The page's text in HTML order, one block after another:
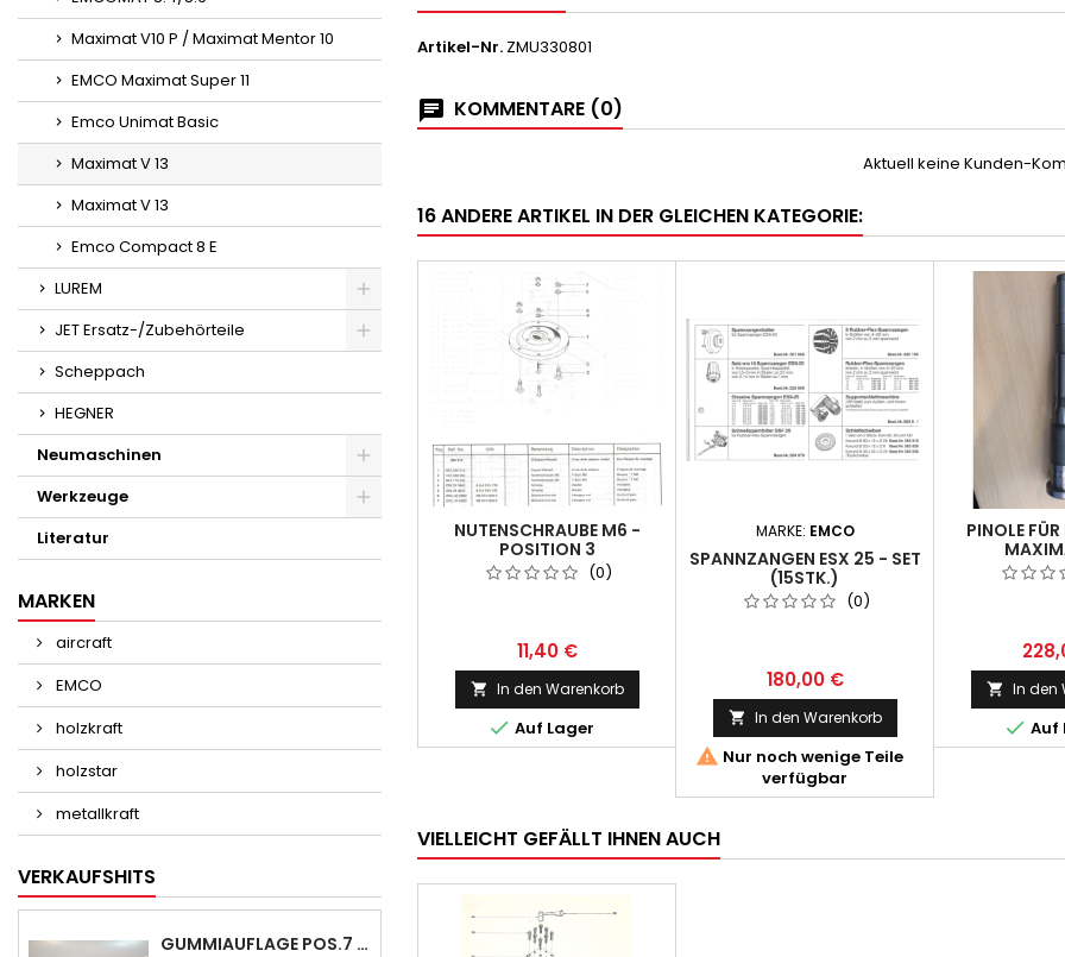
Maximat V10 P / Maximat Mentor 10
EMCO Maximat Super 11
Emco Unimat Basic
Maximat V 13
Maximat V 13
Emco Compact 8 E
LUREM
JET Ersatz-/Zubehörteile
Scheppach
HEGNER
Neumaschinen
Werkzeuge
Literatur
MARKEN
aircraft
EMCO
holzkraft
holzstar
metallkraft
VERKAUFSHITS
GUMMIAUFLAGE POS.7 FÜR EMCO SWING UND BS 3 - LIEFERVERZÖGERUNG AUGUST/ SEPTEMBER 2026
Artikel-Nr. ZMU330801
KOMMENTARE (0)
Aktuell keine Kunden-
16 ANDERE ARTIKEL IN DER GLEICHEN KATEGORIE:
NUTENSCHRAUBE M6 -
POSITION 3
(0)
11,40 €
 In den Warenkorb
 Auf Lager
MARKE: EMCO
SPANNZANGEN ESX 25 - SET
(15STK.)
(0)
180,00 €
 In den Warenkorb
 Nur noch wenige Teile
verfügbar
PINOLE
 In den
 Auf
VIELLEICHT GEFÄLLT IHNEN AUCH